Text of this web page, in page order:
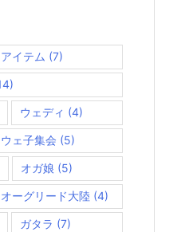
アイテム (7)
ウェディ (4)
ウェ子集会 (5)
オガ娘 (5)
オーグリード大陸 (4)
ガタラ (7)